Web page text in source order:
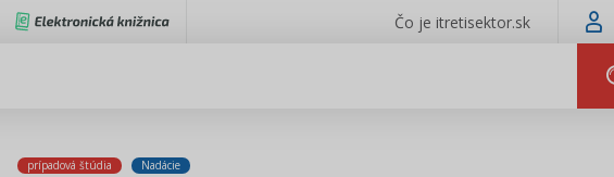
Čo je itretisektor.sk
prípadová štúdia Nadácie